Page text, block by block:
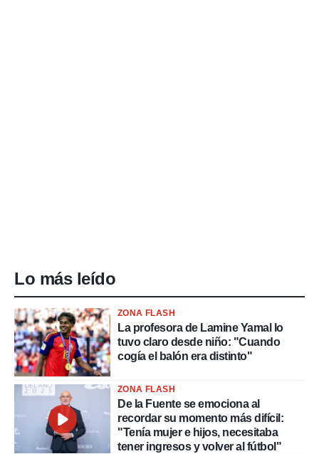
Lo más leído
ZONA FLASH
La profesora de Lamine Yamal lo
tuvo claro desde niño: "Cuando
cogía el balón era distinto"
ZONA FLASH
De la Fuente se emociona al
recordar su momento más difícil:
"Tenía mujer e hijos, necesitaba
tener ingresos y volver al fútbol"